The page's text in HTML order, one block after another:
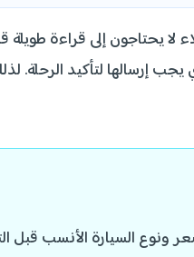
لا يحتاجون إلى قراءة
التي يجب إرسالها لتأكيد
السيارة الأنسب قبل